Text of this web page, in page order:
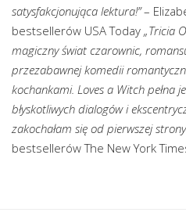
satysfakcjonująca lektura!”–
bestsellerów USA Today „Tricia
magiczny świat czarownic,
przezabawnej komedii
kochankami. Loves a Witch pełna
błyskotliwych dialogów i
zakochałam się od pierwszej
bestsellerów The New York